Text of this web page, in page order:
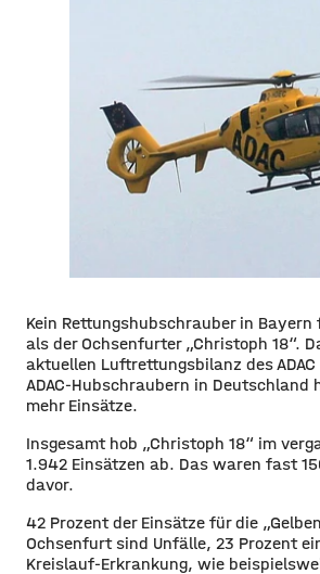
Kein Rettungshubschrauber in Bayern
als der Ochsenfurter „Christoph 18“.
aktuellen Luftrettungsbilanz des
ADAC-Hubschraubern in Deutschland
mehr Einsätze.
Insgesamt hob „Christoph 18“ im
1.942 Einsätzen ab. Das waren fast
davor.
42 Prozent der Einsätze für die
Ochsenfurt sind Unfälle, 23 Prozent
Kreislauf-Erkrankung, wie